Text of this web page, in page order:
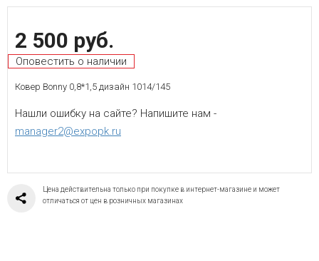
2 500 руб.
Оповестить о наличии
Ковер Bonny 0,8*1,5 дизайн 1014/145
Нашли ошибку на сайте? Напишите нам -
manager2@expopk.ru
Цена действительна только при покупке в интернет-магазине и может
отличаться от цен в розничных магазинах